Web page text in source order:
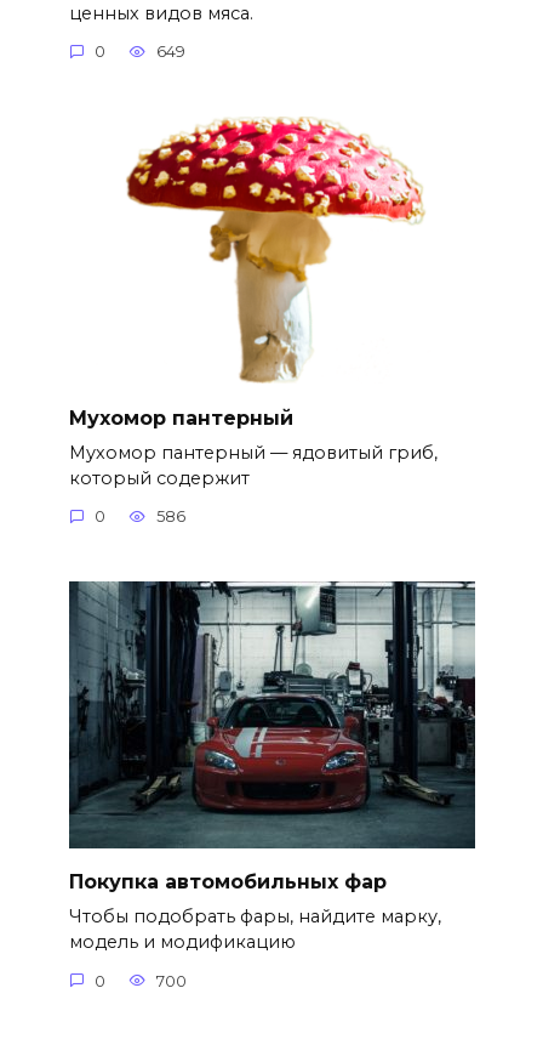
ценных видов мяса.
0 649
Мухомор пантерный
Мухомор пантерный — ядовитый гриб,
который содержит
0 586
Покупка автомобильных фар
Чтобы подобрать фары, найдите марку,
модель и модификацию
0 700